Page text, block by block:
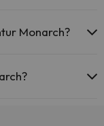
Monarch?